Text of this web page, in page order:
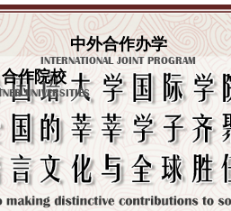
中外合作办学
INTERNATIONAL JOINT PROGRAM
合作院校
UNIVERSITIES